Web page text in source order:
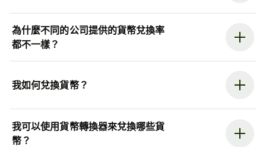
為什麼不同的公司提供的貨幣兌換率
都不一樣？
我如何兌換貨幣？
我可以使用貨幣轉換器來兌換哪些貨
幣？